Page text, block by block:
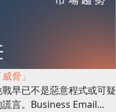
脅」
早已不是惡意程式或可疑
言。Business Email...